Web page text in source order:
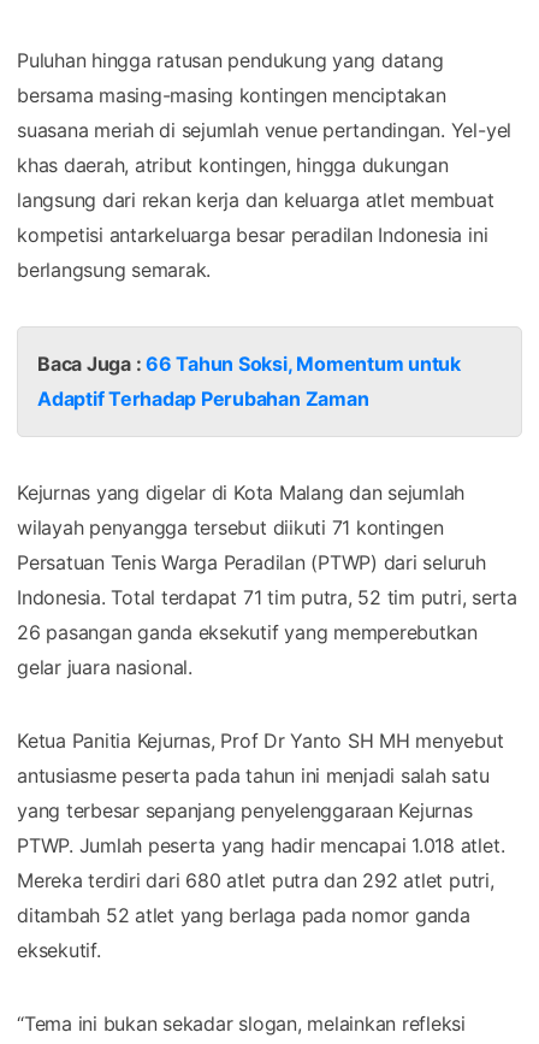
Puluhan hingga ratusan pendukung yang datang
bersama masing-masing kontingen menciptakan
suasana meriah di sejumlah venue pertandingan. Yel-yel
khas daerah, atribut kontingen, hingga dukungan
langsung dari rekan kerja dan keluarga atlet membuat
kompetisi antarkeluarga besar peradilan Indonesia ini
berlangsung semarak.
Baca Juga :66 Tahun Soksi, Momentum untuk
Adaptif Terhadap Perubahan Zaman
Kejurnas yang digelar di Kota Malang dan sejumlah
wilayah penyangga tersebut diikuti 71 kontingen
Persatuan Tenis Warga Peradilan (PTWP) dari seluruh
Indonesia. Total terdapat 71 tim putra, 52 tim putri, serta
26 pasangan ganda eksekutif yang memperebutkan
gelar juara nasional.
Ketua Panitia Kejurnas, Prof Dr Yanto SH MH menyebut
antusiasme peserta pada tahun ini menjadi salah satu
yang terbesar sepanjang penyelenggaraan Kejurnas
PTWP. Jumlah peserta yang hadir mencapai 1.018 atlet.
Mereka terdiri dari 680 atlet putra dan 292 atlet putri,
ditambah 52 atlet yang berlaga pada nomor ganda
eksekutif.
“Tema ini bukan sekadar slogan, melainkan refleksi